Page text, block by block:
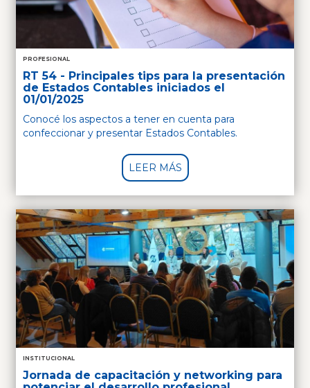
PROFESIONAL
RT 54 - Principales tips para la presentación
de Estados Contables iniciados el
01/01/2025
Conocé los aspectos a tener en cuenta para
confeccionar y presentar Estados Contables.
LEER MÁS
INSTITUCIONAL
Jornada de capacitación y networking para